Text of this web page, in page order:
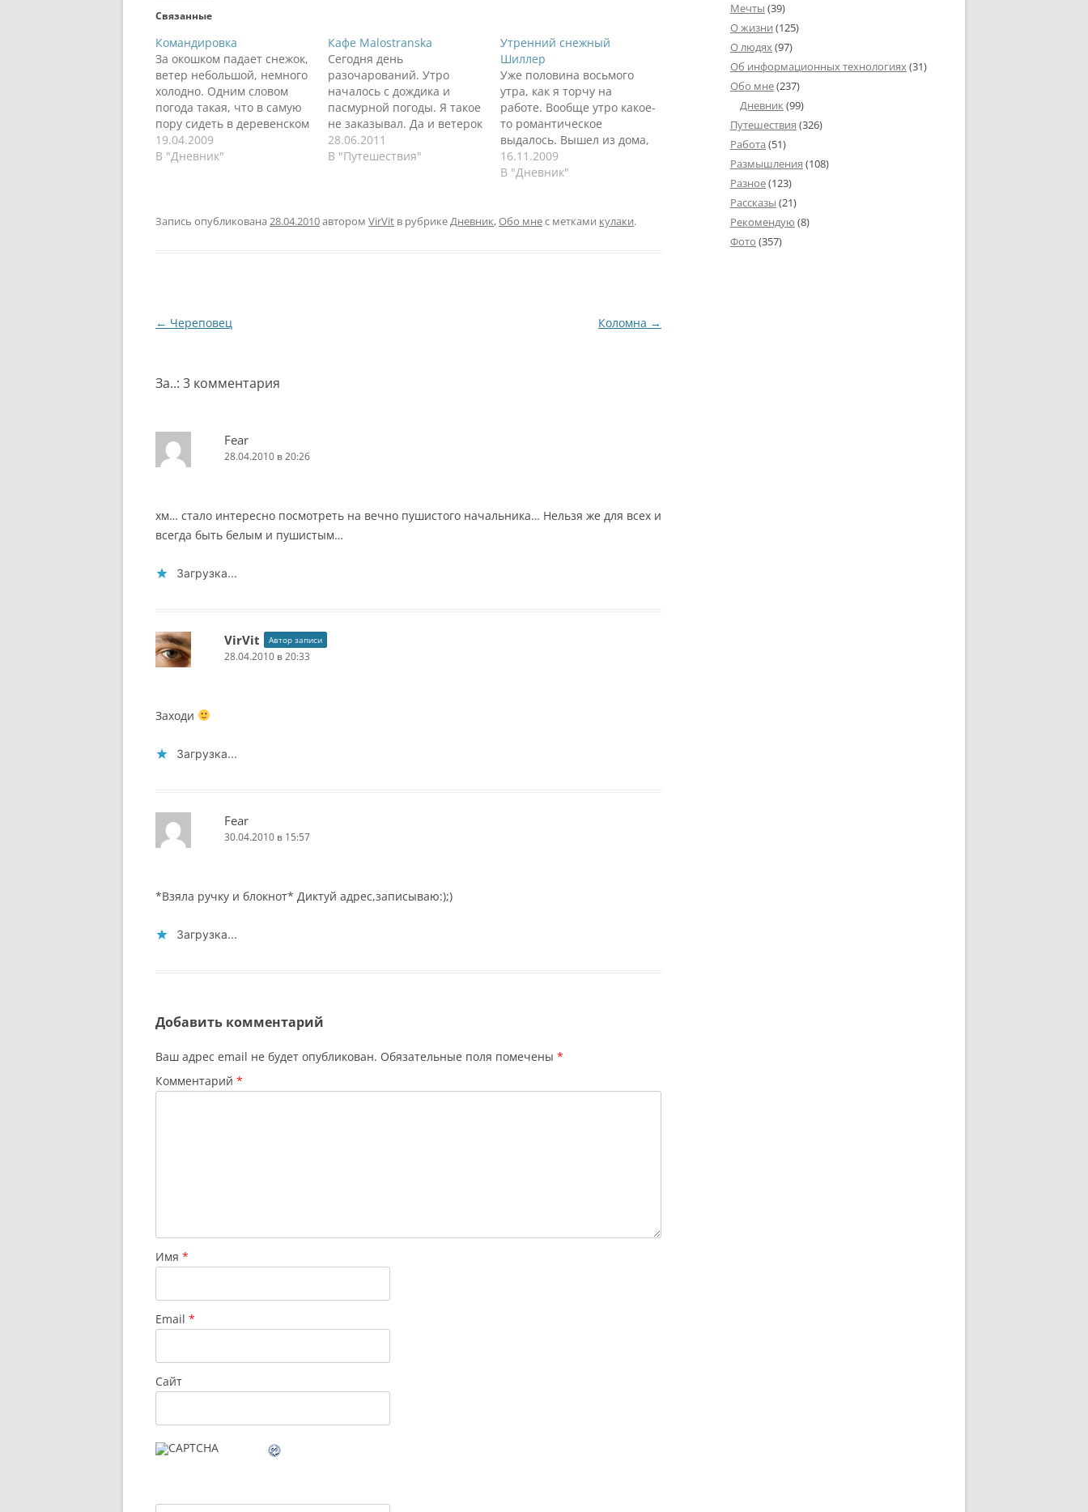
Связанные
Командировка
За окошком падает снежок,
ветер небольшой, немного
холодно. Одним словом
погода такая, что в самую
пору сидеть в деревенском
домике, перед камином,
пить чай с пирожками и
на экскурсию в карьер,
19.04.2009
В "Дневник"
Кафе Malostranska
Сегодня день
разочарований. Утро
началось с дождика и
пасмурной погоды. Я такое
не заказывал. Да и ветерок
подул. Вроде гулять
приятно, свежо, но после
Что такое воспаление
28.06.2011
В "Путешествия"
Утренний снежный
Шиллер
Уже половина восьмого
утра, как я торчу на
работе. Вообще утро какое-
то романтическое
выдалось. Вышел из дома,
а тут бац и снег. И капает
сверху. Романтик, однако!
оставил ее греться и
16.11.2009
В "Дневник"
Запись опубликована 28.04.2010автором VirVit в рубрикеДневник,Обо мнес метками кулаки.
Навигация
← Череповец Коломна →
За..: 3 комментария
Fear
28.04.2010 в 20:26
хм… стало интересно посмотреть на вечно пушистого начальника… Нельзя же для всех и
всегда быть белым и пушистым…
Загрузка...
VirVit Автор записи
28.04.2010 в 20:33
Заходи
Загрузка...
Fear
30.04.2010 в 15:57
*Взяла ручку и блокнот* Диктуй адрес,записываю:);)
Загрузка...
Добавить комментарий
Ваш адрес email не будет опубликован. Обязательные поля помечены *
Комментарий *
Имя *
Email *
Сайт
Мечты (39)
О жизни (125)
О людях(97)
Об информационных технологиях(31)
Обо мне(237)
Дневник(99)
Путешествия (326)
Работа (51)
Размышления (108)
Разное(123)
Рассказы (21)
Рекомендую (8)
Фото (357)